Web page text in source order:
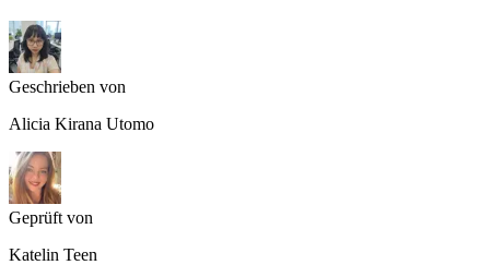
Geschrieben von
Alicia Kirana Utomo
Geprüft von
Katelin Teen